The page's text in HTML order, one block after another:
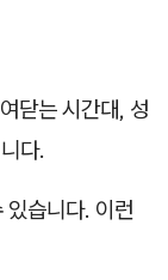
닫는 시간대, 성
다.
있습니다. 이런